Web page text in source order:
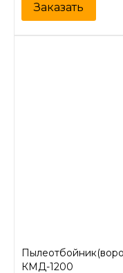
Заказать
КМД-1200